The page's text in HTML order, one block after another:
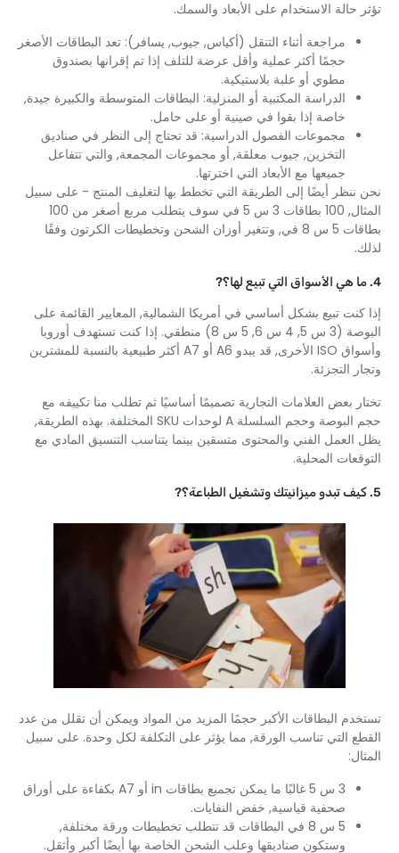
الاستخدام على الأبعاد والسمك.
مراجعة أثناء التنقل (أكياس, جيوب, يسافر): تعد البطاقات الأصغر
حجمًا أكثر عملية وأقل عرضة للتلف إذا تم إقرانها بصندوق
مطوي أو علبة بلاستيكية.
الدراسة المكتبية أو المنزلية: البطاقات المتوسطة والكبيرة جيدة,
خاصة إذا بقوا في صينية أو على حامل.
مجموعات الفصول الدراسية: قد تحتاج إلى النظر في صناديق
التخزين, جيوب معلقة, أو مجموعات المجمعة, والتي تتفاعل
جميعها مع الأبعاد التي اخترتها.
أيضًا إلى الطريقة التي تخطط بها لتغليف المنتج - على سبيل
المثال, 100 بطاقات 3 س 5 في سوف يتطلب مربع أصغر من 100
بطاقات 5 س 8 في, وتتغير أوزان الشحن وتخطيطات الكرتون وفقًا
تبيع بشكل أساسي في أمريكا الشمالية, المعايير القائمة على
البوصة (3 س 5, 4 س 6, 5 س 8) منطقي. إذا كنت تستهدف أوروبا
وأسواق ISO الأخرى, قد يبدو A6 أو A7 أكثر طبيعية بالنسبة للمشترين
التجزئة.
بعض العلامات التجارية تصميمًا أساسيًا ثم تطلب منا تكييفه مع
حجم البوصة وحجم السلسلة A لوحدات SKU المختلفة. بهذه الطريقة,
الفني والمحتوى متسقين بينما يتناسب التنسيق المادي مع
المحلية.
البطاقات الأكبر حجمًا المزيد من المواد ويمكن أن تقلل من عدد
التي تناسب الورقة, مما يؤثر على التكلفة لكل وحدة. على سبيل
3 س 5 غالبًا ما يمكن تجميع بطاقات in أو A7 بكفاءة على أوراق
صحفية قياسية, خفض النفايات.
5 س 8 في البطاقات قد تتطلب تخطيطات ورقة مختلفة,
وستكون صناديقها وعلب الشحن الخاصة بها أيضًا أكبر وأثقل.